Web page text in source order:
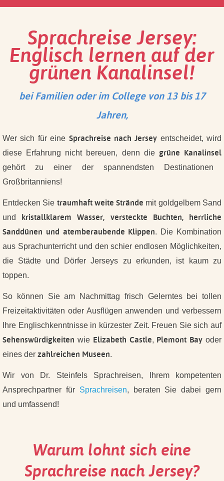
Sprachreise Jersey:
Englisch lernen auf der
grünen Kanalinsel!
bei Familien oder im College von 13 bis 17
Jahren,
Wer sich für eine Sprachreise nach Jersey entscheidet, wird
diese Erfahrung nicht bereuen, denn die grüne Kanalinsel
gehört zu einer der spannendsten Destinationen
Großbritanniens!
Entdecken Sie traumhaft weite Strände mit goldgelbem Sand
und kristallklarem Wasser, versteckte Buchten, herrliche
Sanddünen und atemberaubende Klippen. Die Kombination
aus Sprachunterricht und den schier endlosen Möglichkeiten,
die Städte und Dörfer Jerseys zu erkunden, ist kaum zu
toppen.
So können Sie am Nachmittag frisch Gelerntes bei tollen
Freizeitaktivitäten oder Ausflügen anwenden und verbessern
Ihre Englischkenntnisse in kürzester Zeit. Freuen Sie sich auf
Sehenswürdigkeiten wie Elizabeth Castle, Plemont Bay oder
eines der zahlreichen Museen.
Wir von Dr. Steinfels Sprachreisen, Ihrem kompetenten
Ansprechpartner für Sprachreisen, beraten Sie dabei gern
und umfassend!
Warum lohnt sich eine
Sprachreise nach Jersey?